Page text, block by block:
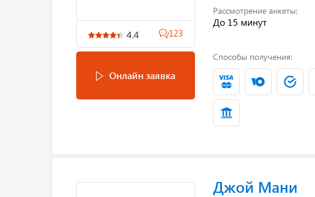
4.4 123
Онлайн заявка
Рассмотрение анкеты:
До 15 минут
Способы получения:
Джой Мани